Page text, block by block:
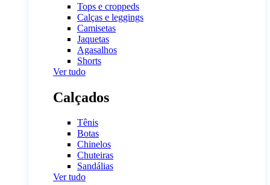
Tops e croppeds
Calças e leggings
Camisetas
Jaquetas
Agasalhos
Shorts
Ver tudo
Calçados
Tênis
Botas
Chinelos
Chuteiras
Sandálias
Ver tudo